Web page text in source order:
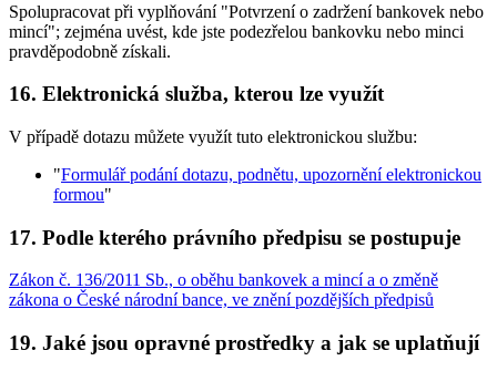
Spolupracovat při vyplňování "Potvrzení o zadržení bankovek nebo
mincí"; zejména uvést, kde jste podezřelou bankovku nebo minci
pravděpodobně získali.
16. Elektronická služba, kterou lze využít
V případě dotazu můžete využít tuto elektronickou službu:
"Formulář podání dotazu, podnětu, upozornění elektronickou
formou"
17. Podle kterého právního předpisu se postupuje
Zákon č. 136/2011 Sb., o oběhu bankovek a mincí a o změně
zákona o České národní bance, ve znění pozdějších předpisů
19. Jaké jsou opravné prostředky a jak se uplatňují